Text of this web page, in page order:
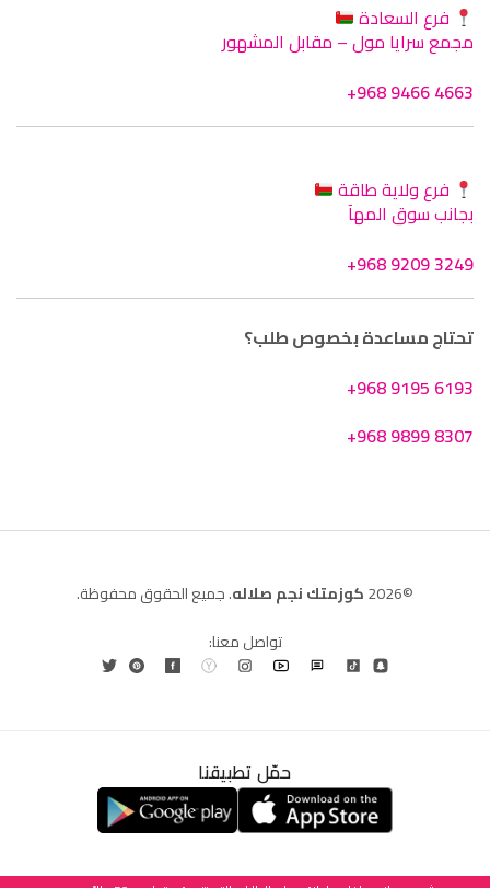
فرع السعادة
مجمع سرايا مول – مقابل المشهور
+968 9466 4663
فرع ولاية طاقة
بجانب سوق المهآ
+968 9209 3249
تحتاج مساعدة بخصوص طلب؟
+968 9195 6193
+968 9899 8307
©2026 كوزمتك نجم صلاله. جميع الحقوق محفوظة.
تواصل معنا:
حمّل تطبيقنا